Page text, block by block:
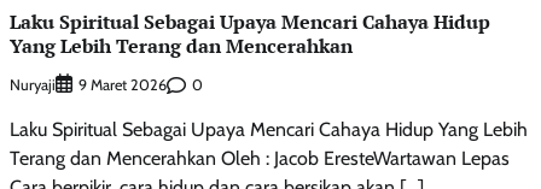
Laku Spiritual Sebagai Upaya Mencari Cahaya Hidup
Yang Lebih Terang dan Mencerahkan
Nuryaji 9 Maret 2026 0
Laku Spiritual Sebagai Upaya Mencari Cahaya Hidup Yang Lebih
Terang dan Mencerahkan Oleh : Jacob EresteWartawan Lepas